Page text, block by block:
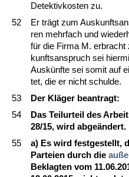
De­tek­tiv­kos­ten zu.
52
Er trägt zum
ren mehr­fach und
für die Fir­ma M.
kunfts­an­spruch sei
Auskünf­te sei so­mit auf
tet, die er nicht schul­de.
53
Der Kläger be­an­tragt:
54
Das Teil­ur­teil des
28/15, wird ab­geändert.
55
a) Es wird fest­ge­stellt,
Par­tei­en durch die
Be­klag­ten vom